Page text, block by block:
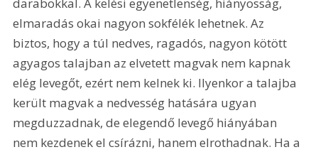
darabokkal. A kelési egyenetlenség, hiányosság,
elmaradás okai nagyon sokfélék lehetnek. Az
biztos, hogy a túl nedves, ragadós, nagyon kötött
agyagos talajban az elvetett magvak nem kapnak
elég levegőt, ezért nem kelnek ki. Ilyenkor a talajba
került magvak a nedvesség hatására ugyan
megduzzadnak, de elegendő levegő hiányában
nem kezdenek el csírázni, hanem elrothadnak. Ha a